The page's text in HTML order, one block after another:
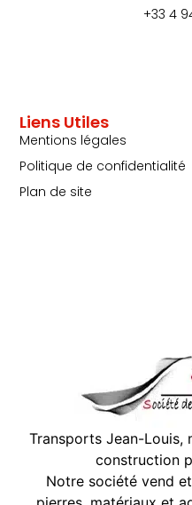
Transports Jean-Louis,
construction
Notre société vend
Liens Utiles
Mentions légales
Politique de confidentialité
Plan de site
+33 4